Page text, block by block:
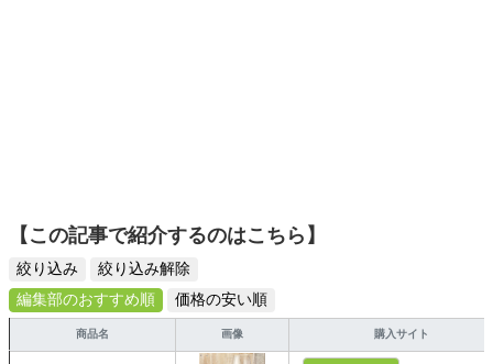
【この記事で紹介するのはこちら】
絞り込み
絞り込み解除
編集部のおすすめ順
価格の安い順
商品名 画像 購入サイト